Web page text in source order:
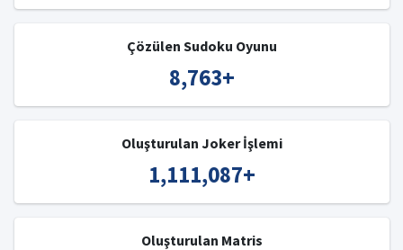
Çözülen Sudoku Oyunu
8,763+
Oluşturulan Joker İşlemi
1,111,087+
Oluşturulan Matris